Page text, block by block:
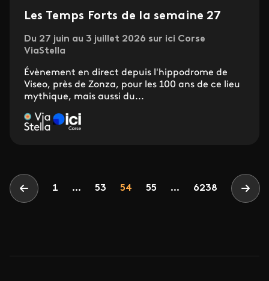
Les Temps Forts de la semaine 27
Du 27 juin au 3 juillet 2026 sur ici Corse
ViaStella
Évènement en direct depuis l'hippodrome de
Viseo, près de Zonza, pour les 100 ans de ce lieu
mythique, mais aussi du...
Pagination
Page précédente
1 ... Page
53 Page
54 Page
55 ... 6238